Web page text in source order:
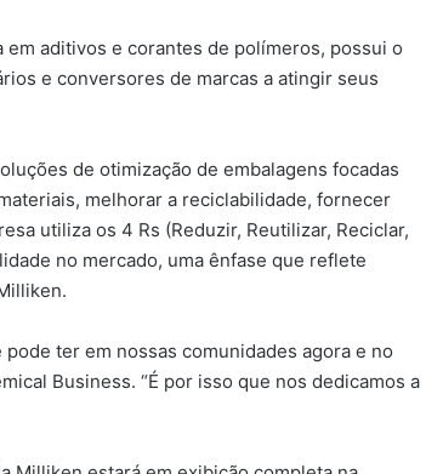
aditivos e corantes de polímeros, possui o
e conversores de marcas a atingir seus
de otimização de embalagens focadas
melhorar a reciclabilidade, fornecer
utiliza os 4 Rs (Reduzir, Reutilizar, Reciclar,
no mercado, uma ênfase que reflete
ter em nossas comunidades agora e no
Business. “É por isso que nos dedicamos a